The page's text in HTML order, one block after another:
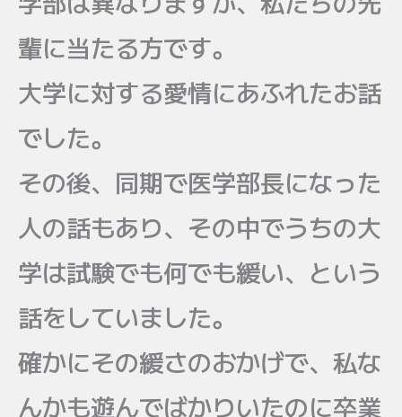
輩に当たる方です。
大学に対する愛情にあふれたお話
でした。
その後、同期で医学部長になった
人の話もあり、その中でうちの大
学は試験でも何でも緩い、という
話をしていました。
確かにその緩さのおかげで、私な
んかも遊んでばかりいたのに卒業